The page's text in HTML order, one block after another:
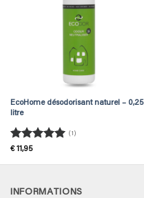
EcoHome désodorisant naturel – 0,25
litre
Rated
(1)
€11,95
INFORMATIONS